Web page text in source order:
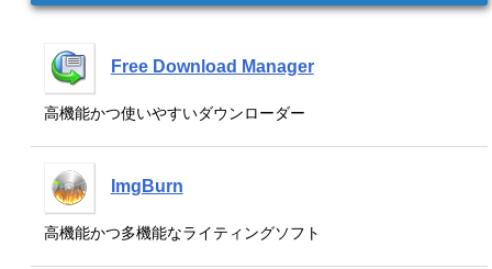
Free Download Manager
高機能かつ使いやすいダウンローダー
ImgBurn
高機能かつ多機能なライティングソフト